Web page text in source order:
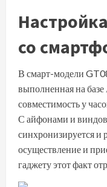
со
В смарт-модели
выполненная на
совместимость у
С айфонами и
синхронизируется и
осуществление и
гаджету этот факт